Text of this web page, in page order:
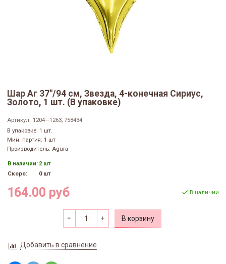
Шар Аг 37"/94 см, Звезда, 4-конечная Сириус,
Золото, 1 шт. (В упаковке)
Артикул: 1204—1263, 758434
В упаковке: 1 шт.
Мин. партия: 1 шт
Производитель: Agura
В наличии: 2 шт
Скоро:
0 шт
164.00 руб В наличии
В корзину
Добавить в сравнение